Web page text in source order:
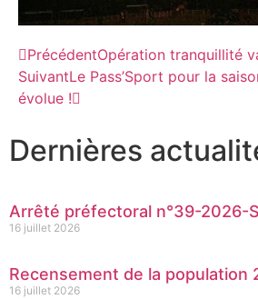
PrécédentOpération tranquillité
SuivantLe Pass’Sport pour la
évolue !
Dernières
Arrêté préfectoral n°39-2026-
16 juillet 2026
Recensement de la population
16 juillet 2026